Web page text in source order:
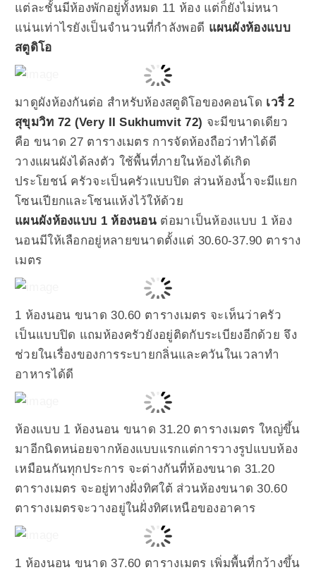
แต่ละชั้นมีห้องพักอยู่ทั้งหมด 11 ห้อง แต่ก็ยังไม่หนา
แน่นเท่าไรยังเป็นจำนวนที่กำลังพอดี แผนผังห้องแบบ
สตูดิโอ
มาดูผังห้องกันต่อ สำหรับห้องสตูดิโอของคอนโด เวรี่ 2
สุขุมวิท 72 (Very II Sukhumvit 72) จะมีขนาดเดียว
คือ ขนาด 27 ตารางเมตร การจัดห้องถือว่าทำได้ดี
วางแผนผังได้ลงตัว ใช้พื้นที่ภายในห้องได้เกิด
ประโยชน์ ครัวจะเป็นครัวแบบปิด ส่วนห้องน้ำจะมีแยก
โซนเปียกและโซนแห้งไว้ให้ด้วย
แผนผังห้องแบบ 1 ห้องนอน ต่อมาเป็นห้องแบบ 1 ห้อง
นอนมีให้เลือกอยู่หลายขนาดตั้งแต่ 30.60-37.90 ตาราง
เมตร
1 ห้องนอน ขนาด 30.60 ตารางเมตร จะเห็นว่าครัว
เป็นแบบปิด แถมห้องครัวยังอยู่ติดกับระเบียงอีกด้วย จึง
ช่วยในเรื่องของการระบายกลิ่นและควันในเวลาทำ
อาหารได้ดี
ห้องแบบ 1 ห้องนอน ขนาด 31.20 ตารางเมตร ใหญ่ขึ้น
มาอีกนิดหน่อยจากห้องแบบแรกแต่การวางรูปแบบห้อง
เหมือนกันทุกประการ จะต่างกันที่ห้องขนาด 31.20
ตารางเมตร จะอยู่ทางฝั่งทิศใต้ ส่วนห้องขนาด 30.60
ตารางเมตรจะวางอยู่ในฝั่งทิศเหนือของอาคาร
1 ห้องนอน ขนาด 37.60 ตารางเมตร เพิ่มพื้นที่กว้างขึ้น